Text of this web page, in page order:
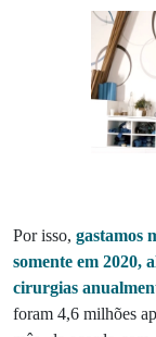
Por isso, gastamos
somente em 2020,
cirurgias
foram 4,6 milhões